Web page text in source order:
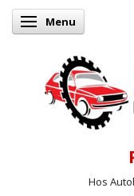
Skifte navigation
Menu
Hos